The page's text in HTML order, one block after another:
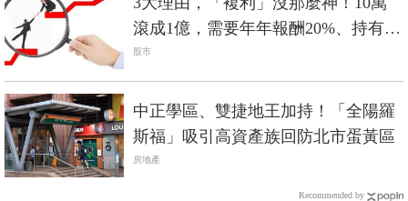
滾成1億，需要年年報酬20%、持有超
過40年...
股市
中正學區、雙捷地王加持！「全陽羅
斯福」吸引高資產族回防北市蛋黃區
房地產
Recommended by